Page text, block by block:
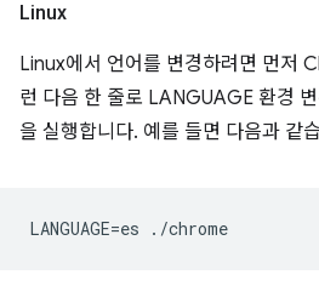
Linux
Linux에서 언어를 변경하려면 먼저
런 다음 한 줄로 LANGUAGE 환경
을 실행합니다. 예를 들면 다음과 같